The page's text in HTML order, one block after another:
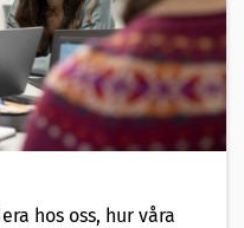
hos oss, hur våra